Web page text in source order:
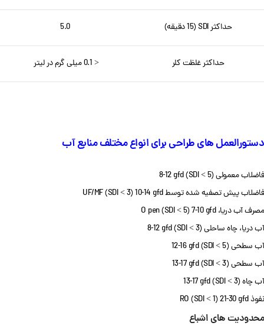
حداکثر SDI (15 دقیقه) 5.0
حداکثر غلظت کلر < 0.1 میلی گرم در لیتر
دستورالعمل های طراحی برای انواع مختلف منابع آب
فاضلاب معمولی (SDI < 5) 8-12 gfd
فاضلاب پیش تصفیه شده توسط UF/MF (SDI < 3) 10-14 gfd
مصرف آب دریا، O pen (SDI < 5) 7-10 gfd
آب دریا، چاه ساحلی (SDI < 3) 8-12 gfd
آب سطحی (SDI < 5) 12-16 gfd
آب سطحی (SDI < 3) 13-17 gfd
آب چاه (SDI < 3) 13-17 gfd
نفوذ RO (SDI < 1) 21-30 gfd
محدودیت های اشباع